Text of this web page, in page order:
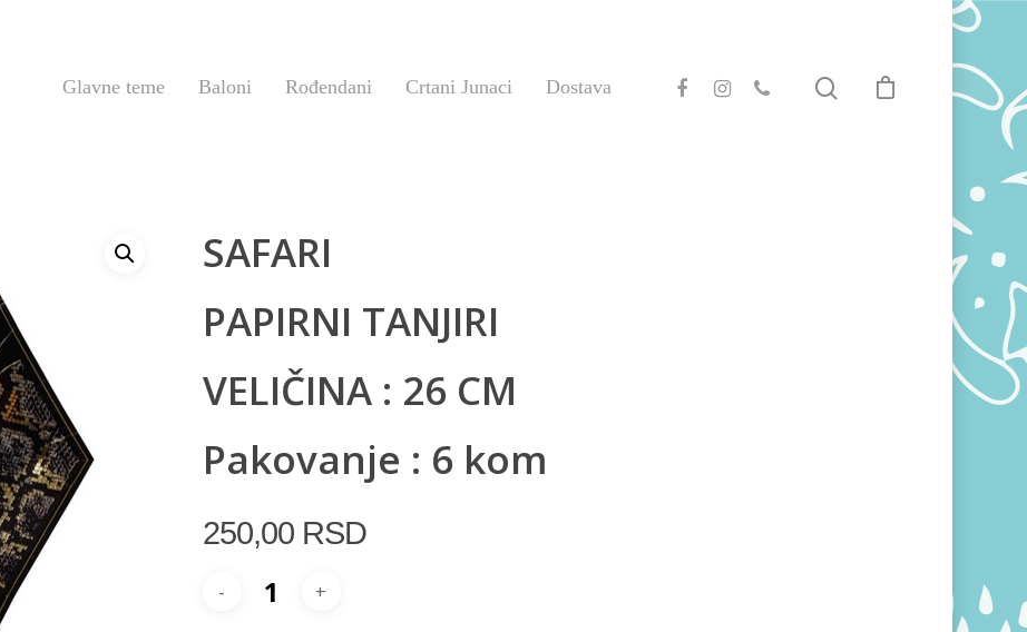
Glavne teme Baloni Rođendani Crtani Junaci Dostava
SAFARI
PAPIRNI TANJIRI
VELIČINA : 26 CM
Pakovanje : 6 kom
250,00 RSD